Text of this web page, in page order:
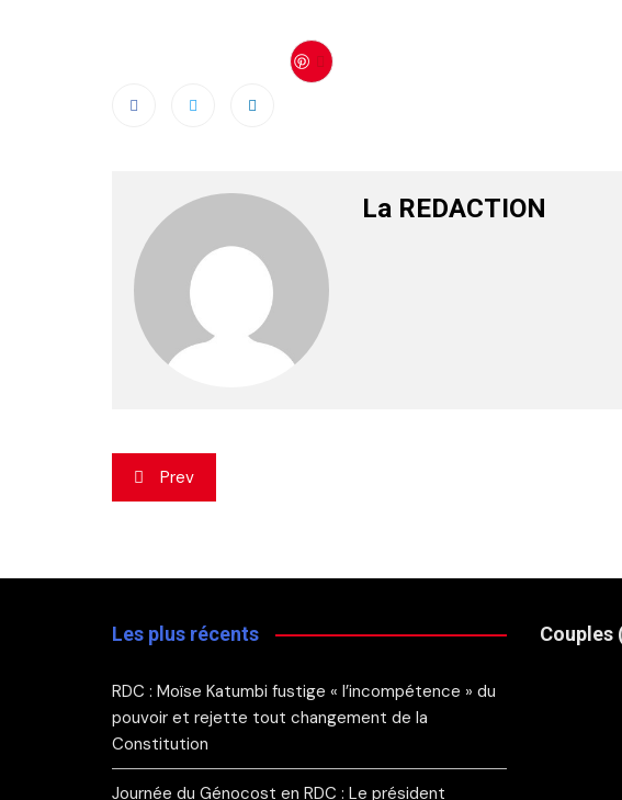
La REDACTION
Navigation
de
Prev
Les plus récents
RDC : Moïse Katumbi fustige « l’incompétence » du
pouvoir et rejette tout changement de la
Constitution
Journée du Génocost en RDC : Le président
Couples